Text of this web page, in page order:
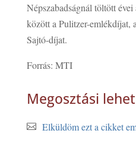
Népszabadságnál töltött
között a Pulitzer-emlékdíjat,
Sajtó-díjat.
Forrás: MTI
Megosztási
Elküldöm ezt a cikket